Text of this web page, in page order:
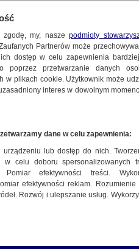
17:10
zgodę, my, naszepodmioty
Partnerów może
dostęp w celu zapewnienia
poprzez przetwarzanie danych
w plikach cookie. Użytkownik może
interes w dowolnym
dane w celu zapewnienia:
urządzeniu lub dostęp do nich.
w celu doboru spersonalizowanych
Pomiar efektywności treści.
efektywności reklam.
Rozwój i ulepszanie usług.